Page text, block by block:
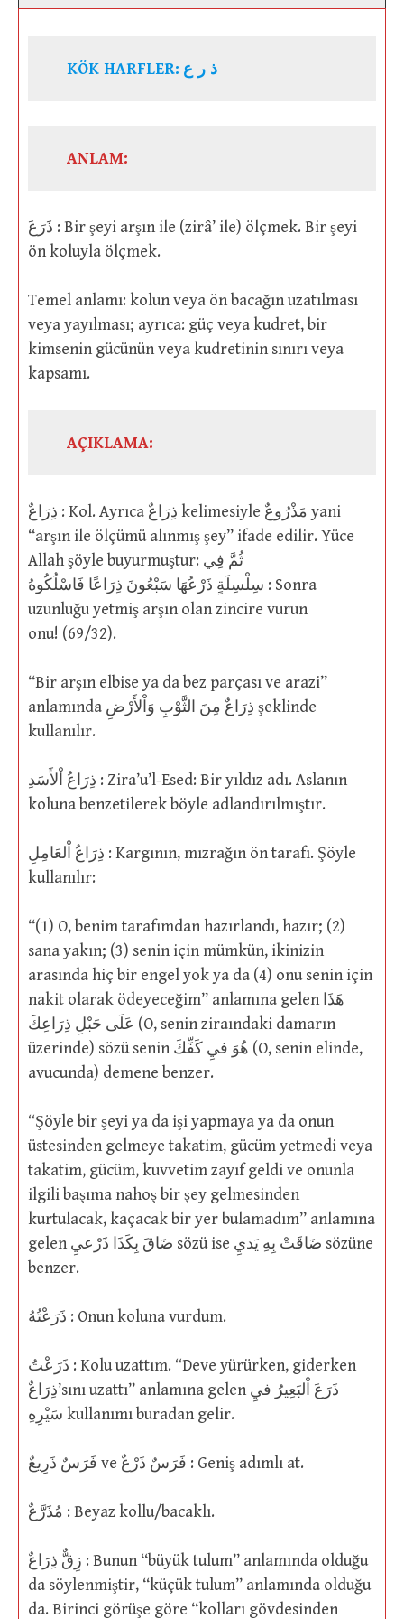
KÖK HARFLER: ذ ر ع
ANLAM:
ذَرَعَ : Bir şeyi arşın ile (zirâ’ ile) ölçmek. Bir şeyi
ön koluyla ölçmek.
Temel anlamı: kolun veya ön bacağın uzatılması
veya yayılması; ayrıca: güç veya kudret, bir
kimsenin gücünün veya kudretinin sınırı veya
kapsamı.
AÇIKLAMA:
ذِرَاعٌ : Kol. Ayrıca ذِرَاعٌ kelimesiyle مَذْرُوعٌ yani
“arşın ile ölçümü alınmış şey” ifade edilir. Yüce
Allah şöyle buyurmuştur: ثُمَّ فِي
سِلْسِلَةٍ ذَرْعُهَا سَبْعُونَ ذِرَاعًا فَاسْلُكُوهُ : Sonra
uzunluğu yetmiş arşın olan zincire vurun
onu! (69/32).
“Bir arşın elbise ya da bez parçası ve arazi”
anlamında ذِرَاعٌ مِنَ الثَّوْبِ وَاْلأَرْضِ şeklinde
kullanılır.
ذِرَاعُ اْلأَسَدِ : Zira’u’l-Esed: Bir yıldız adı. Aslanın
koluna benzetilerek böyle adlandırılmıştır.
ذِرَاعُ اْلعَامِلِ : Kargının, mızrağın ön tarafı. Şöyle
kullanılır:
“(1) O, benim tarafımdan hazırlandı, hazır; (2)
sana yakın; (3) senin için mümkün, ikinizin
arasında hiç bir engel yok ya da (4) onu senin için
nakit olarak ödeyeceğim” anlamına gelen هَذَا
عَلَى حَبْلِ ذِرَاعِكَ (O, senin ziraındaki damarın
üzerinde) sözü senin هُوَ فيِ كَفِّكَ (O, senin elinde,
avucunda) demene benzer.
“Şöyle bir şeyi ya da işi yapmaya ya da onun
üstesinden gelmeye takatim, gücüm yetmedi veya
takatim, gücüm, kuvvetim zayıf geldi ve onunla
ilgili başıma nahoş bir şey gelmesinden
kurtulacak, kaçacak bir yer bulamadım” anlamına
gelen ضَاقَ بِكَذَا ذَرْعيِ sözü ise ضَاقَتْ بِهِ يَديِ sözüne
benzer.
ذَرَعْتُهُ : Onun koluna vurdum.
ذَرَعْتُ : Kolu uzattım. “Deve yürürken, giderken
ذِرَاعٌ’sını uzattı” anlamına gelen ذَرَعَ اْلبَعِيرُ فيِ
سَيْرِهِ kullanımı buradan gelir.
فَرَسٌ ذَرِيعٌ ve فَرَسٌ ذَرْعٌ : Geniş adımlı at.
مُذَرَّعٌ : Beyaz kollu/bacaklı.
زِقٌّ ذِرَاعٌ : Bunun “büyük tulum” anlamında olduğu
da söylenmiştir, “küçük tulum” anlamında olduğu
da. Birinci görüşe göre “kolları gövdesinden